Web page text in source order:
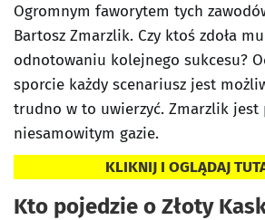
Ogromnym faworytem tych
Bartosz Zmarzlik. Czy ktoś zdoła
odnotowaniu kolejnego sukcesu?
sporcie każdy scenariusz jest
trudno w to uwierzyć. Zmarzlik jest
niesamowitym gazie.
KLIKNIJ I OGLĄDAJ
Kto pojedzie o Złoty